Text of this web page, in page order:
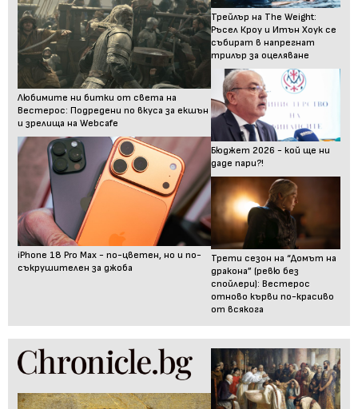
Любимите ни битки от света на
Вестерос: Подредени по вкуса за екшън
и зрелища на Webcafe
iPhone 18 Pro Max - по-цветен, но и по-
съкрушителен за джоба
Трейлър на The Weight:
Ръсел Кроу и Итън Хоук се
събират в напрегнат
трилър за оцеляване
Бюджет 2026 - кой ще ни
даде пари?!
Трети сезон на “Домът на
дракона” (ревю без
спойлери): Вестерос
отново кърви по-красиво
от всякога